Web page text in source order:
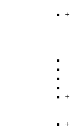
+
+
+